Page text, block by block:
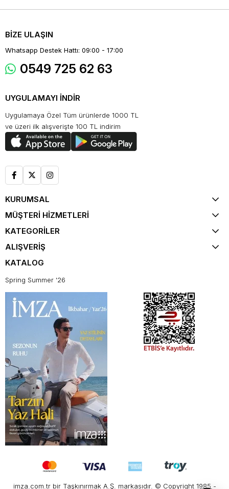
BİZE ULAŞIN
Whatsapp Destek Hattı: 09:00 - 17:00
0549 725 62 63
UYGULAMAYI İNDİR
Uygulamaya Özel Tüm ürünlerde 1000 TL
ve üzeri ilk alışverişte 100 TL indirim
KURUMSAL
MÜŞTERİ HİZMETLERİ
KATEGORİLER
ALIŞVERİŞ
KATALOG
Spring Summer '26
imza.com.tr bir Taşkınırmak A.Ş. markasıdır. © Copyright 1985 -